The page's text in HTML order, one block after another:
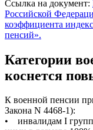
Ссылка на документ:
Российской
коэффициента
пенсий».
Категории
коснется
К военной пенсии
Закона N 4468-1):
• инвалидам I